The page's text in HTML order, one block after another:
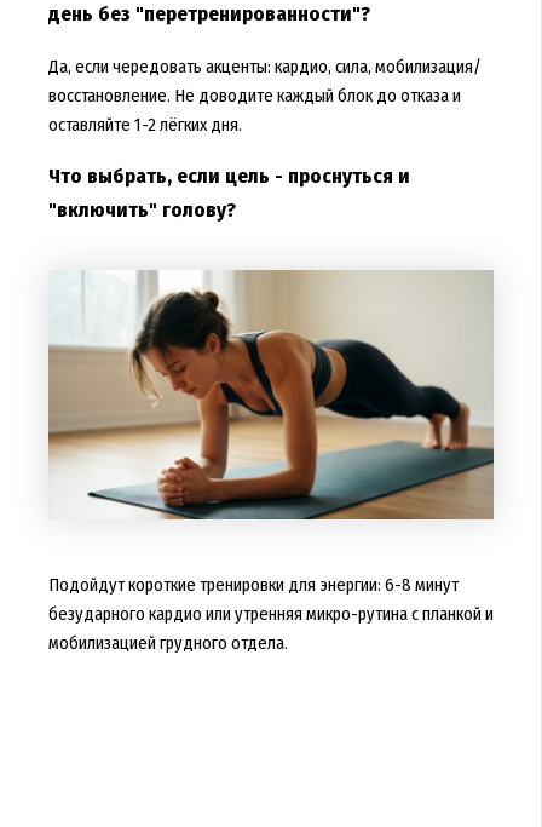
день без "перетренированности"?
Да, если чередовать акценты: кардио, сила, мобилизация/
восстановление. Не доводите каждый блок до отказа и
оставляйте 1-2 лёгких дня.
Что выбрать, если цель - проснуться и
"включить" голову?
Подойдут короткие тренировки для энергии: 6-8 минут
безударного кардио или утренняя микро-рутина с планкой и
мобилизацией грудного отдела.